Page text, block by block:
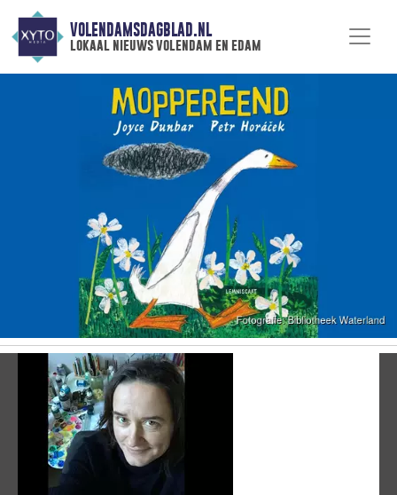
VOLENDAMSDAGBLAD.NL
lokaal nieuws volendam en edam